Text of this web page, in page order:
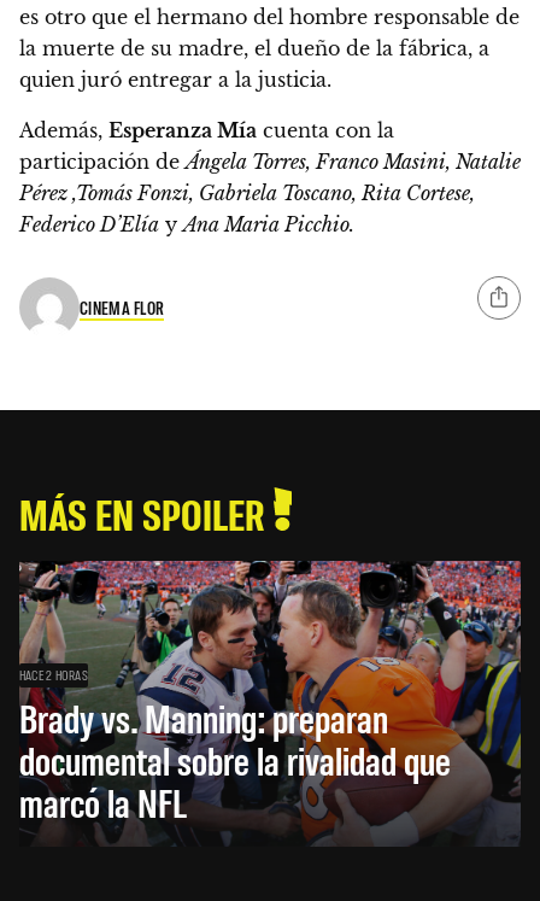
es otro que el hermano del hombre responsable de
la muerte de su madre, el dueño de la fábrica, a
quien juró entregar a la justicia.
Además, Esperanza Mía cuenta con la
participación deÁngela Torres, Franco Masini, Natalie
Pérez ,Tomás Fonzi, Gabriela Toscano, Rita Cortese,
Federico D’Elía yAna Maria Picchio.
CINEMA FLOR
MÁS EN SPOILER
HACE 2 HORAS
Brady vs. Manning: preparan
documental sobre la rivalidad que
marcó la NFL